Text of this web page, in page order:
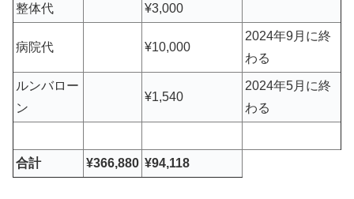
整体代 ¥3,000
病院代 ¥10,000
2024年9月に終
わる
ルンバロー
ン
¥1,540
2024年5月に終
わる
合計 ¥366,880 ¥94,118